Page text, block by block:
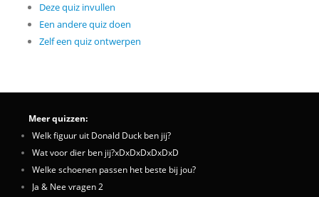
Deze quiz invullen
Een andere quiz doen
Zelf een quiz ontwerpen
Meer quizzen:
Welk figuur uit Donald Duck ben jij?
Wat voor dier ben jij?xDxDxDxDxDxD
Welke schoenen passen het beste bij jou?
Ja & Nee vragen 2